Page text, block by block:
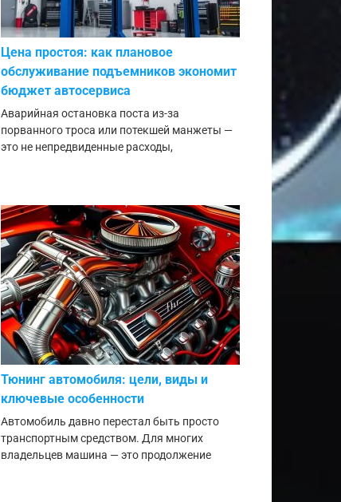
Цена простоя: как плановое
обслуживание подъемников экономит
бюджет автосервиса
Аварийная остановка поста из-за
порванного троса или потекшей манжеты —
это не непредвиденные расходы,
Тюнинг автомобиля: цели, виды и
ключевые особенности
Автомобиль давно перестал быть просто
транспортным средством. Для многих
владельцев машина — это продолжение